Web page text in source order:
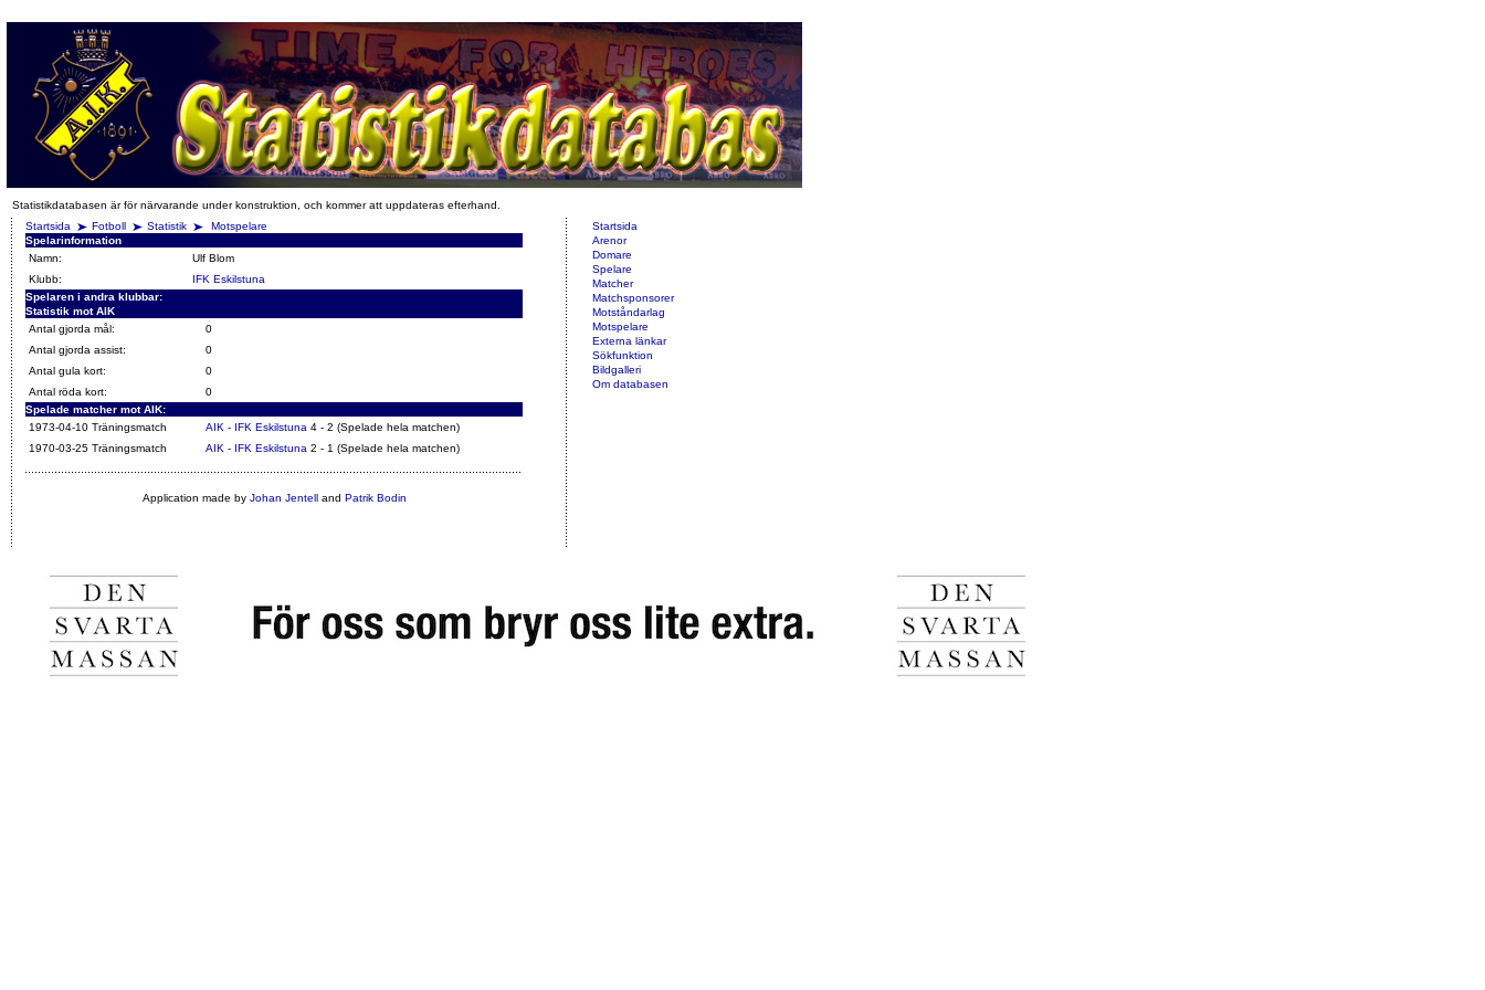
Statistikdatabasen är för närvarande under konstruktion, och kommer att uppdateras efterhand.
Startsida
Fotboll Statistik
Motspelare
Spelarinformation
Namn:
Ulf Blom
Klubb:
IFK Eskilstuna
Spelaren i andra klubbar:
Statistik mot AIK
Antal gjorda mål:
0
Antal gjorda assist:
0
Antal gula kort:
0
Antal röda kort:
0
Spelade matcher mot AIK:
1973-04-10 Träningsmatch
AIK - IFK Eskilstuna 4 - 2 (Spelade hela matchen)
1970-03-25 Träningsmatch
AIK - IFK Eskilstuna 2 - 1 (Spelade hela matchen)
Application made by Johan Jentelland Patrik Bodin
Startsida
Arenor
Domare
Spelare
Matcher
Matchsponsorer
Motståndarlag
Motspelare
Externa länkar
Sökfunktion
Bildgalleri
Om databasen